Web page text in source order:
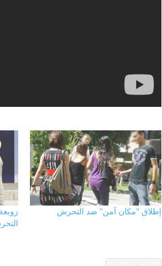
إطلاق “مكان آمن” ضد التحرش